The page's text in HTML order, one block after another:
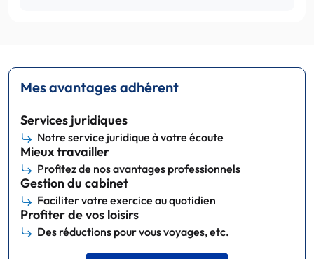
Mes avantages adhérent
Services juridiques
Notre service juridique à votre écoute
Mieux travailler
Profitez de nos avantages professionnels
Gestion du cabinet
Faciliter votre exercice au quotidien
Profiter de vos loisirs
Des réductions pour vous voyages, etc.